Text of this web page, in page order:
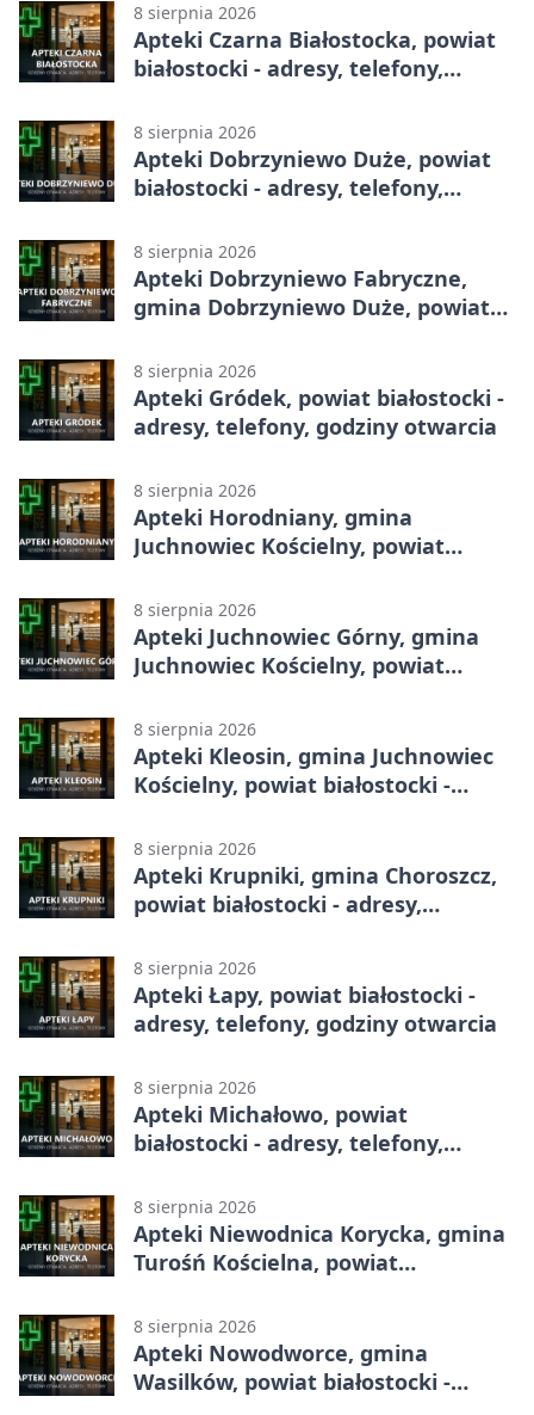
8 sierpnia 2026
Apteki Czarna Białostocka, powiat
białostocki - adresy, telefony,
8 sierpnia 2026
Apteki Dobrzyniewo Duże, powiat
białostocki - adresy, telefony,
8 sierpnia 2026
Apteki Dobrzyniewo Fabryczne,
gmina Dobrzyniewo Duże, powiat
godziny otwarcia
8 sierpnia 2026
Apteki Gródek, powiat białostocki -
adresy, telefony, godziny otwarcia
8 sierpnia 2026
Apteki Horodniany, gmina
Juchnowiec Kościelny, powiat
godziny otwarcia
8 sierpnia 2026
Apteki Juchnowiec Górny, gmina
Juchnowiec Kościelny, powiat
godziny otwarcia
8 sierpnia 2026
Apteki Kleosin, gmina Juchnowiec
Kościelny, powiat białostocki -
8 sierpnia 2026
Apteki Krupniki, gmina Choroszcz,
powiat białostocki - adresy,
8 sierpnia 2026
Apteki Łapy, powiat białostocki -
adresy, telefony, godziny otwarcia
8 sierpnia 2026
Apteki Michałowo, powiat
białostocki - adresy, telefony,
8 sierpnia 2026
Apteki Niewodnica Korycka, gmina
Turośń Kościelna, powiat
godziny otwarcia
8 sierpnia 2026
Apteki Nowodworce, gmina
Wasilków, powiat białostocki -